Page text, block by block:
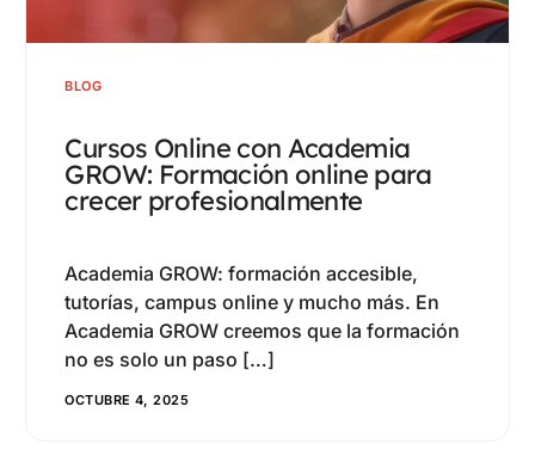
BLOG
Cursos Online con Academia
GROW: Formación online para
crecer profesionalmente
Academia GROW: formación accesible,
tutorías, campus online y mucho más. En
Academia GROW creemos que la formación
no es solo un paso […]
OCTUBRE 4, 2025
2
3
4
5
6
7
9
8
3
0
7
4
0
1
2
3
4
5
6
7
8
9
0